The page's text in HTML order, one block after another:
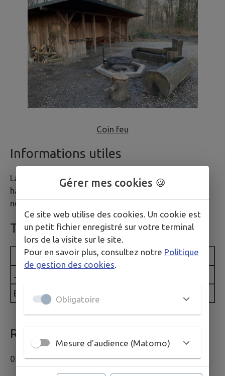
Coin feu
Informations utiles
La location est possible uniquement pour les
habitants du village. L'emplacement doit être
nettoyé à l'issue de la location.
Tarifs de location
Tarif
Jusqu'à 20 personnes
Entre 20 et 40 personnes
Réservations
03.89.68.61.15
Gérer mes cookies 🍪
Ce site web utilise des cookies. Un cookie est
un petit fichier enregistré sur votre terminal
lors de la visite sur le site.
Pour en savoir plus, consultez notre Politique
de gestion des cookies.
Obligatoire
Mesure d'audience (Matomo)